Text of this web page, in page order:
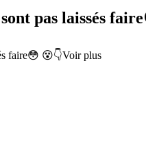
pas laissés
faire😳 😵👇Voir plus